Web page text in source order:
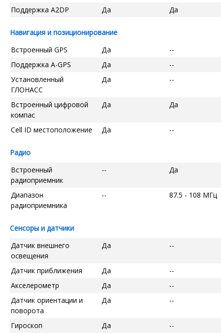
Поддержка A2DP
Да Да
Навигация и позиционирование
Встроенный GPS
Да
--
Поддержка A-GPS
Да
--
Установленный
ГЛОНАСС
Да --
Встроенный цифровой
компас
Да Да
Cell ID местоположение Да --
Радио
Встроенный
радиоприемник
-- Да
Диапазон
радиоприемника
-- 87.5 - 108 МГц
Сенсоры и датчики
Датчик внешнего
освещения
Да --
Датчик приближения Да
--
Акселерометр
Да
--
Датчик ориентации и
поворота
Да --
Гироскоп Да
--